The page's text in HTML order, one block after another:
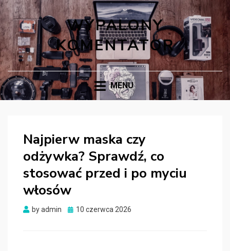
WYPALONY
KOMENTATOR
MENU
Najpierw maska czy
odżywka? Sprawdź, co
stosować przed i po myciu
włosów
byadmin
Posted
10 czerwca 2026